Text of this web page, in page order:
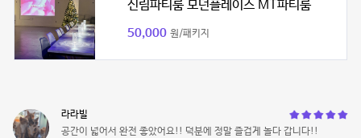
신림파티룸 모던플레이스 MT파티룸
50,000 원/패키지
라라빌
공간이 넓어서 완전 좋았어요!! 덕분에 정말 즐겁게 놀다 갑니다!!